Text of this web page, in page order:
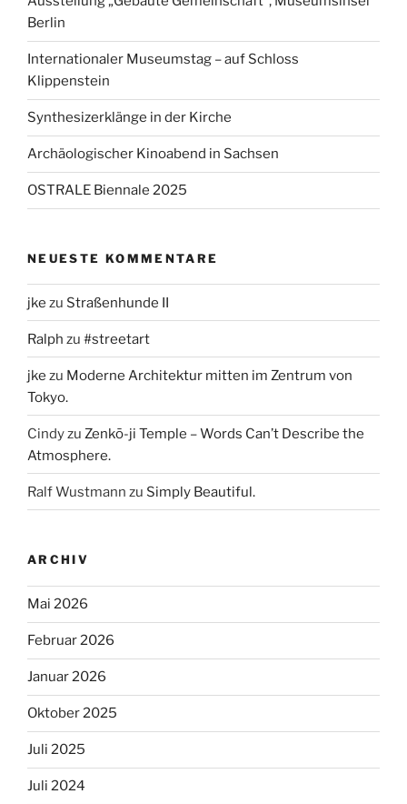
Berlin
Internationaler Museumstag – auf Schloss
Klippenstein
Synthesizerklänge in der Kirche
Archäologischer Kinoabend in Sachsen
OSTRALE Biennale 2025
NEUESTE KOMMENTARE
jke zu Straßenhunde II
Ralph zu #streetart
jke zu Moderne Architektur mitten im Zentrum von
Tokyo.
Cindyzu Zenkō-ji Temple – Words Can’t Describe the
Atmosphere.
Ralf Wustmann zu Simply Beautiful.
ARCHIV
Mai 2026
Februar 2026
Januar 2026
Oktober 2025
Juli 2025
Juli 2024